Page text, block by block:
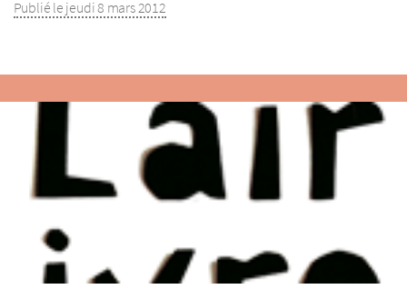
Publié le jeudi 8 mars 2012